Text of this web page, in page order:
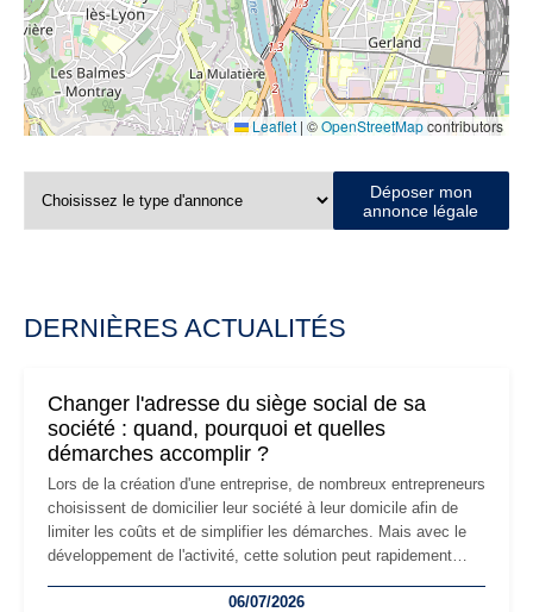
Leaflet | ©OpenStreetMapcontributors
Déposer mon
annonce légale
DERNIÈRES ACTUALITÉS
Changer l'adresse du siège social de sa
société : quand, pourquoi et quelles
démarches accomplir ?
Lors de la création d'une entreprise, de nombreux entrepreneurs
choisissent de domicilier leur société à leur domicile afin de
limiter les coûts et de simplifier les démarches. Mais avec le
développement de l'activité, cette solution peut rapidement
professionnels, recrutement, image de marque… Le
06/07/2026